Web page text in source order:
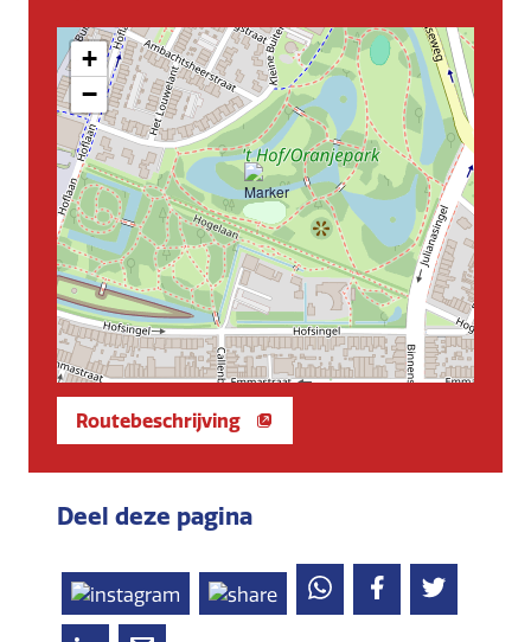
+
−
Routebeschrijving
Deel deze pagina